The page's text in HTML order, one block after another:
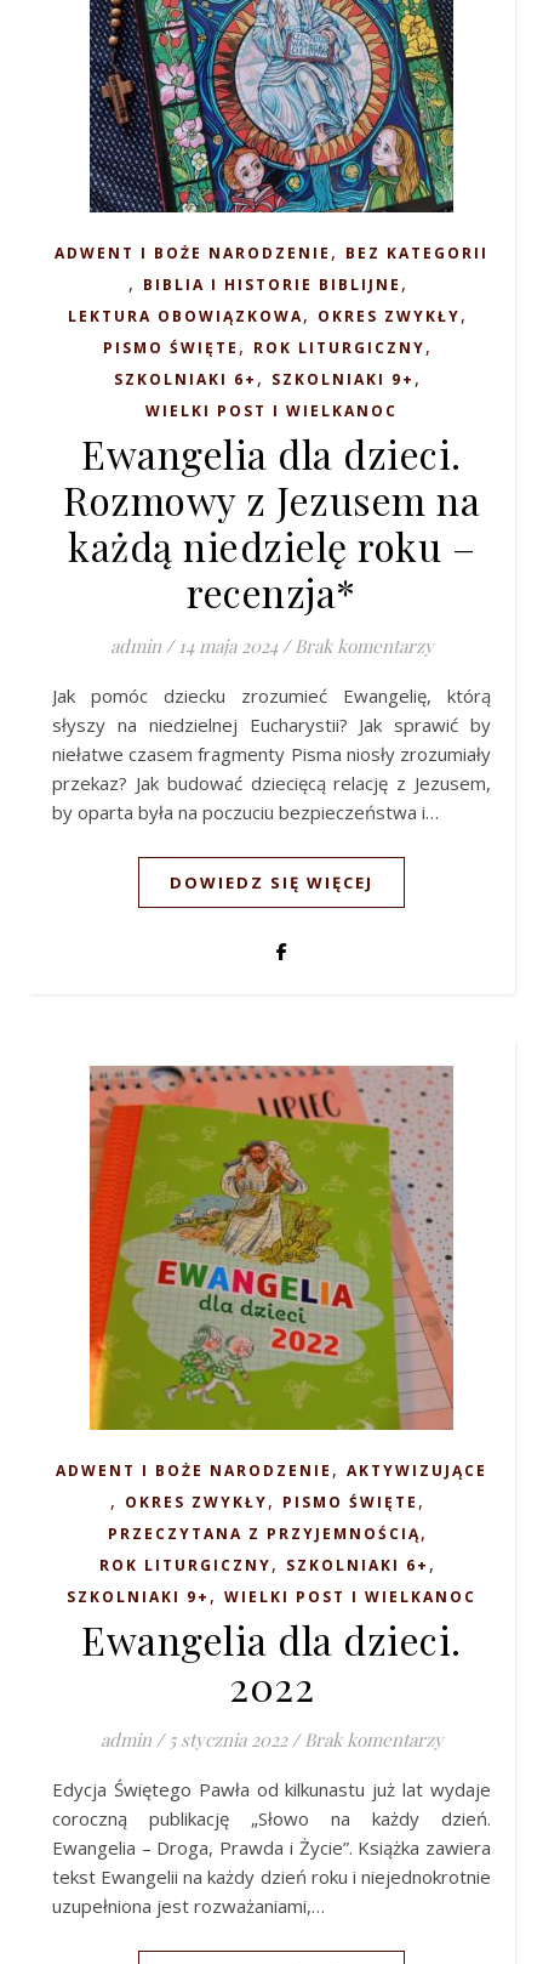
ADWENT I BOŻE NARODZENIE , BEZ KATEGORII
, BIBLIA I HISTORIE BIBLIJNE ,
LEKTURA OBOWIĄZKOWA, OKRES ZWYKŁY,
PISMO ŚWIĘTE , ROK LITURGICZNY,
SZKOLNIAKI 6+ , SZKOLNIAKI 9+ ,
WIELKI POST I WIELKANOC
Ewangelia dla dzieci.
Rozmowy z Jezusem na
każdą niedzielę roku –
recenzja*
admin / 14 maja 2024 / Brak komentarzy
Jak pomóc dziecku zrozumieć Ewangelię, którą
słyszy na niedzielnej Eucharystii? Jak sprawić by
niełatwe czasem fragmenty Pisma niosły zrozumiały
przekaz? Jak budować dziecięcą relację z Jezusem,
by oparta była na poczuciu bezpieczeństwa i…
DOWIEDZ SIĘ WIĘCEJ
ADWENT I BOŻE NARODZENIE , AKTYWIZUJĄCE
, OKRES ZWYKŁY, PISMO ŚWIĘTE ,
PRZECZYTANA Z PRZYJEMNOŚCIĄ,
ROK LITURGICZNY, SZKOLNIAKI 6+ ,
SZKOLNIAKI 9+ , WIELKI POST I WIELKANOC
Ewangelia dla dzieci.
2022
admin / 5 stycznia 2022 / Brak komentarzy
Edycja Świętego Pawła od kilkunastu już lat wydaje
coroczną publikację „Słowo na każdy dzień.
Ewangelia – Droga, Prawda i Życie”. Książka zawiera
tekst Ewangelii na każdy dzień roku i niejednokrotnie
uzupełniona jest rozważaniami,…